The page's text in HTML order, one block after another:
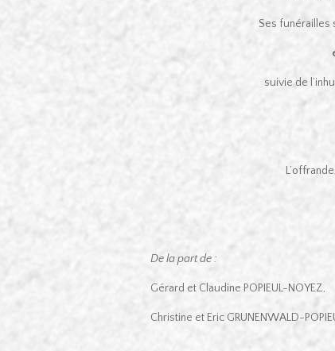
Ses funérailles
suivie de
De la part de :
Gérard et Claudine POPIEUL-NOYEZ,
Christine et Eric GRUNENWALD-